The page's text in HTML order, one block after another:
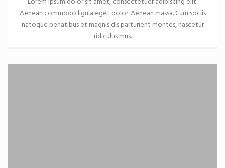
Aenean commodo ligula eget dolor. Aenean massa. Cum sociis
natoque penatibus et magnis dis parturient montes, nascetur
ridiculus mus.